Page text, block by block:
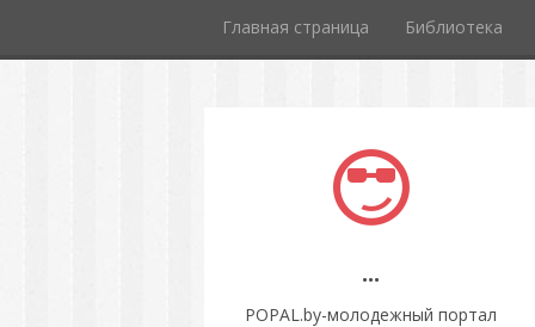
Главная страница Библиотека
...
POPAL.by-молодежный портал